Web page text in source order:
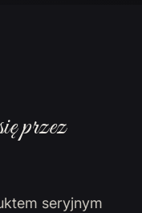
przez
seryjnym